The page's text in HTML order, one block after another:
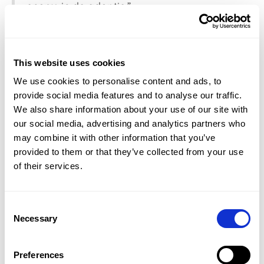
This website uses cookies
We use cookies to personalise content and ads, to
provide social media features and to analyse our traffic.
We also share information about your use of our site with
our social media, advertising and analytics partners who
may combine it with other information that you’ve
provided to them or that they’ve collected from your use
of their services.
Selection
Necessary
Preferences
enorm in de adoptie.”
Sinds de livegang op 1 september registreerden
zich al meer dan 1500 kandidaten voor de
toelatingstoetsen.
“Het systeem draait goed,” zegt Rianne.
“Hogescholen hebben nu meer regie,
studenten lopen soepel door het proces en
wij kunnen uitzonderingen veel beter
afhandelen. Het hele toetsproces – van
toekomstbestendig.”
De eerste toetsweek in oktober bevestigde dat in
de praktijk: er werden maar liefst 511 afnames